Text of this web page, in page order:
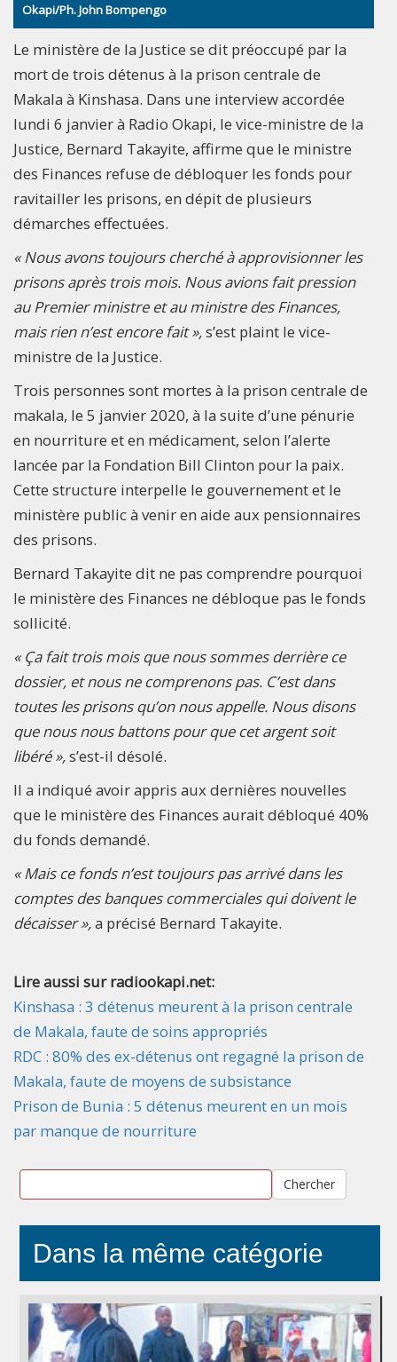
Okapi/Ph. John Bompengo
Le ministère de la Justice se dit préoccupé par la
mort de trois détenus à la prison centrale de
Makala à Kinshasa. Dans une interview accordée
lundi 6 janvier à Radio Okapi, le vice-ministre de la
Justice, Bernard Takayite, affirme que le ministre
des Finances refuse de débloquer les fonds pour
ravitailler les prisons, en dépit de plusieurs
démarches effectuées.
« Nous avons toujours cherché à approvisionner les
prisons après trois mois. Nous avions fait pression
au Premier ministre et au ministre des Finances,
mais rien n’est encore fait »,s’est plaint le vice-
ministre de la Justice.
Trois personnes sont mortes à la prison centrale de
makala, le 5 janvier 2020, à la suite d’une pénurie
en nourriture et en médicament, selon l’alerte
lancée par la Fondation Bill Clinton pour la paix.
Cette structure interpelle le gouvernement et le
ministère public à venir en aide aux pensionnaires
des prisons.
Bernard Takayite dit ne pas comprendre pourquoi
le ministère des Finances ne débloque pas le fonds
sollicité.
« Ça fait trois mois que nous sommes derrière ce
dossier, et nous ne comprenons pas. C’est dans
toutes les prisons qu’on nous appelle. Nous disons
que nous nous battons pour que cet argent soit
libéré »,s’est-il désolé.
Il a indiqué avoir appris aux dernières nouvelles
que le ministère des Finances aurait débloqué 40%
du fonds demandé.
« Mais ce fonds n’est toujours pas arrivé dans les
comptes des banques commerciales qui doivent le
décaisser »,a précisé Bernard Takayite.
Lire aussi sur radiookapi.net:
Kinshasa : 3 détenus meurent à la prison centrale
de Makala, faute de soins appropriés
RDC : 80% des ex-détenus ont regagné la prison de
Makala, faute de moyens de subsistance
Prison de Bunia : 5 détenus meurent en un mois
par manque de nourriture
Chercher
Dans la même catégorie